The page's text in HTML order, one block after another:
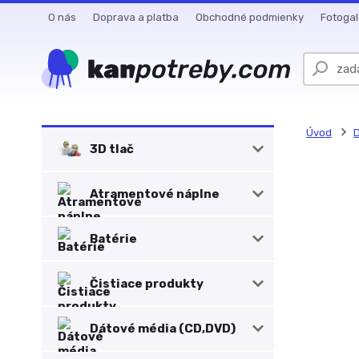
O nás Doprava a platba Obchodné podmienky
3D tlač
Atramentové náplne
Batérie
Čistiace produkty
Dátové média (CD,DVD)
Úvod